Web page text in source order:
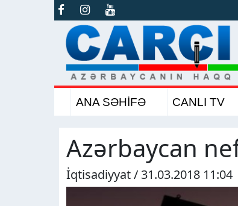
ANA SƏHİFƏ CANLI TV
Azərbaycan
İqtisadiyyat / 31.03.2018 11:04